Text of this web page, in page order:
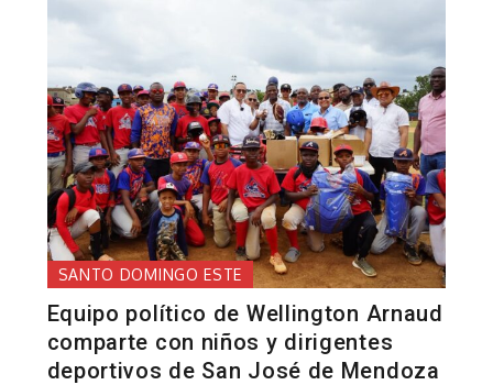
SANTO DOMINGO ESTE
Equipo político de Wellington Arnaud
comparte con niños y dirigentes
deportivos de San José de Mendoza